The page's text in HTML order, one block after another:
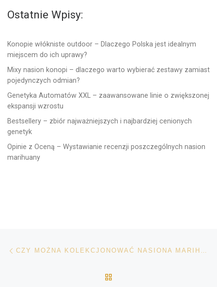
Ostatnie Wpisy:
Konopie włókniste outdoor – Dlaczego Polska jest idealnym
miejscem do ich uprawy?
Mixy nasion konopi – dlaczego warto wybierać zestawy zamiast
pojedynczych odmian?
Genetyka Automatów XXL – zaawansowane linie o zwiększonej
ekspansji wzrostu
Bestsellery – zbiór najważniejszych i najbardziej cenionych
genetyk
Opinie z Oceną – Wystawianie recenzji poszczególnych nasion
marihuany
Nawigacja wpisu CZY MOŻNA KOLEKCJONOWAĆ NASIONA MARIHUANY?